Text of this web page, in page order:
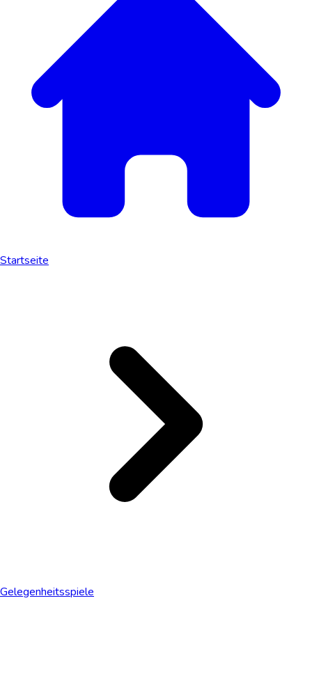
Startseite
Gelegenheitsspiele